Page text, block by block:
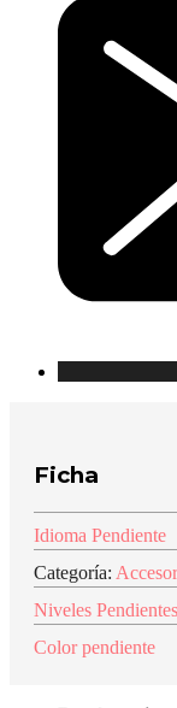
Ficha
Idioma Pendiente
Categoría:
Niveles Pendientes
Color pendiente